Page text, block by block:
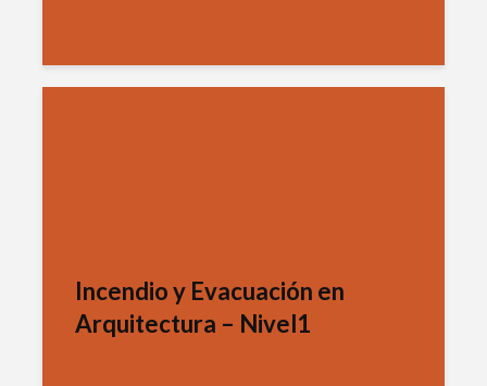
Incendio y Evacuación en
Arquitectura – Nivel1